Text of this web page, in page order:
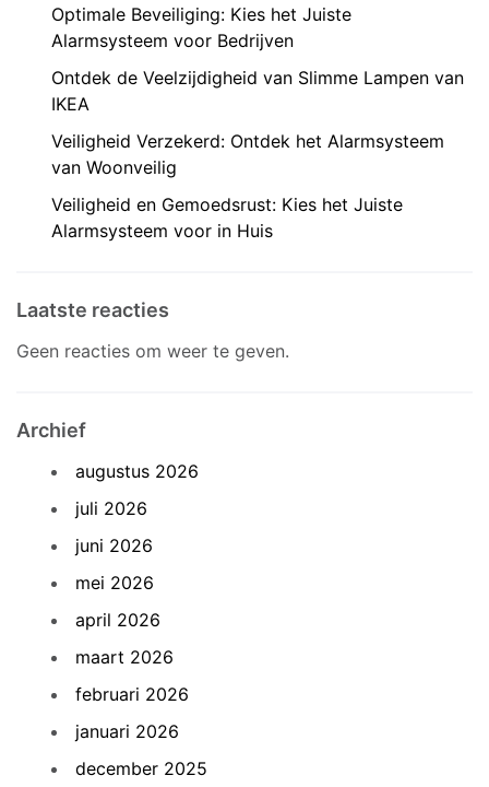
Optimale Beveiliging: Kies het Juiste
Alarmsysteem voor Bedrijven
Ontdek de Veelzijdigheid van Slimme Lampen van
IKEA
Veiligheid Verzekerd: Ontdek het Alarmsysteem
van Woonveilig
Veiligheid en Gemoedsrust: Kies het Juiste
Alarmsysteem voor in Huis
Laatste reacties
Geen reacties om weer te geven.
Archief
augustus 2026
juli 2026
juni 2026
mei 2026
april 2026
maart 2026
februari 2026
januari 2026
december 2025